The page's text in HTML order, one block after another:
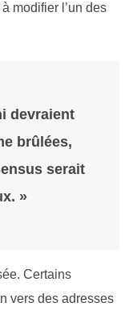
modifier l’un des
devraient
brûlées,
serait
»
Certains
vers des adresses